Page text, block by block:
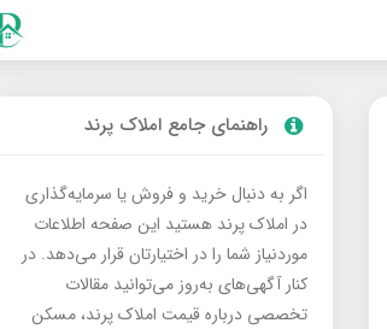
راهنمای جامع املاک پرند
اگر به دنبال خرید و فروش یا سرمایه‌گذاری
در املاک پرند هستید این صفحه اطلاعات
موردنیاز شما را در اختیارتان قرار می‌دهد. در
کنار آگهی‌های به‌روز می‌توانید مقالات
تخصصی درباره قیمت املاک پرند، مسکن